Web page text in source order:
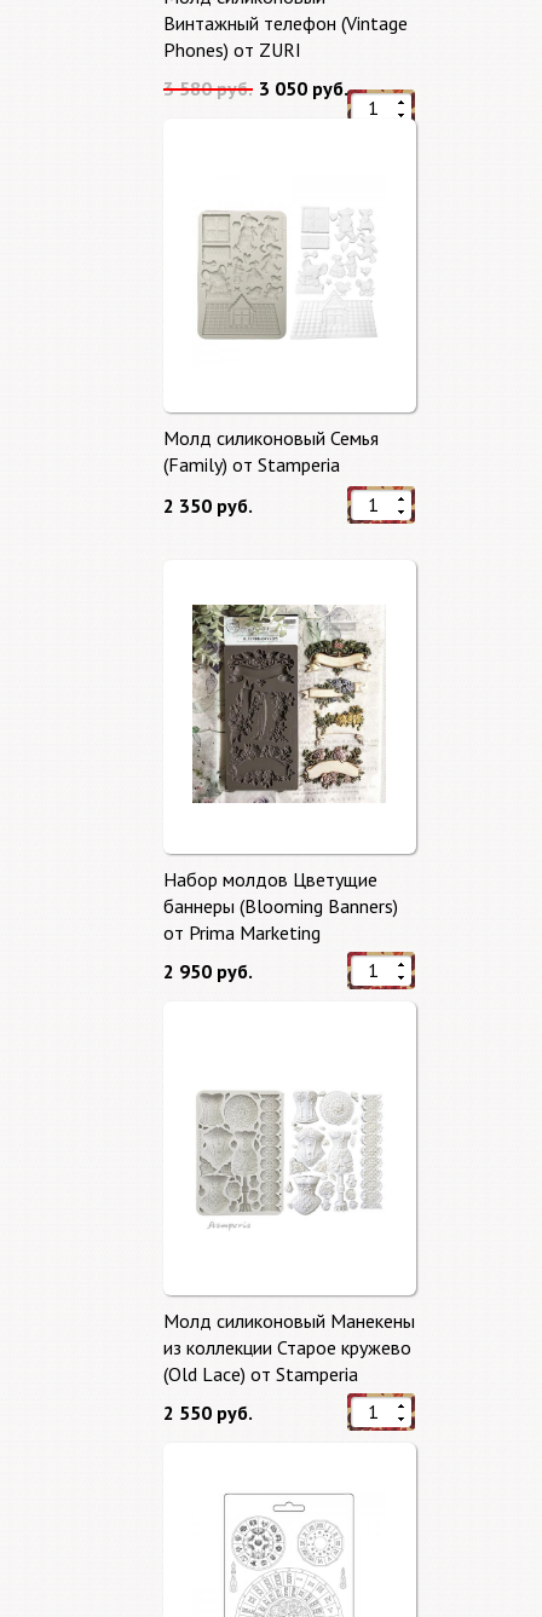
Винтажный телефон (Vintage
Phones) от ZURI
3 580 руб. 3 050 руб.
Молд силиконовый Семья
(Family) от Stamperia
2 350 руб.
Набор молдов Цветущие
баннеры (Blooming Banners)
от Prima Marketing
2 950 руб.
Молд силиконовый Манекены
из коллекции Старое кружево
(Old Lace) от Stamperia
2 550 руб.